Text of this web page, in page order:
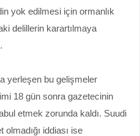
yok edilmesi için ormanlık
delillerin karartılmaya
yerleşen bu gelişmeler
18 gün sonra gazetecinin
etmek zorunda kaldı. Suudi
olmadığı iddiası ise